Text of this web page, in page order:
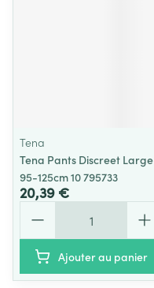
Tena
Tena Pants Discreet Large
95-125cm 10 795733
20,39 €
Ajouter au panier